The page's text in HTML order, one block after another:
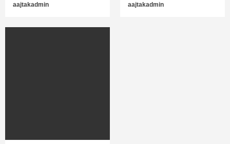
aajtakadmin
aajtakadmin